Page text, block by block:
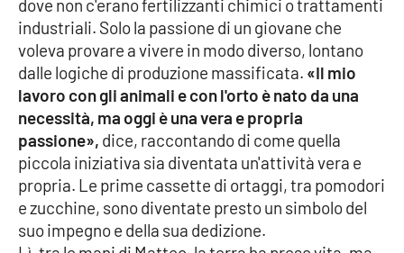
Parchi Marini Calabria
Leggendo Alvaro insieme
Imprese Di Calabria
Le perfidie di Antonella Grippo
Venti di comunicazione
dove non c'erano fertilizzanti chimici o trattamenti
industriali. Solo la passione di un giovane che
voleva provare a vivere in modo diverso, lontano
dalle logiche di produzione massificata. «Il mio
lavoro con gli animali e con l'orto è nato da una
necessità, ma oggi è una vera e propria
passione», dice, raccontando di come quella
piccola iniziativa sia diventata un'attività vera e
propria. Le prime cassette di ortaggi, tra pomodori
e zucchine, sono diventate presto un simbolo del
suo impegno e della sua dedizione.